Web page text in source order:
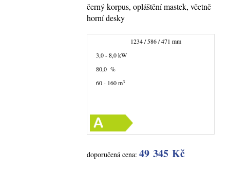
černý korpus, opláštění mastek, včetně
horní desky
1234 / 586 / 471 mm
3,0 - 8,0 kW
80,0 %
60 - 160 m3
doporučená cena:49 345 Kč